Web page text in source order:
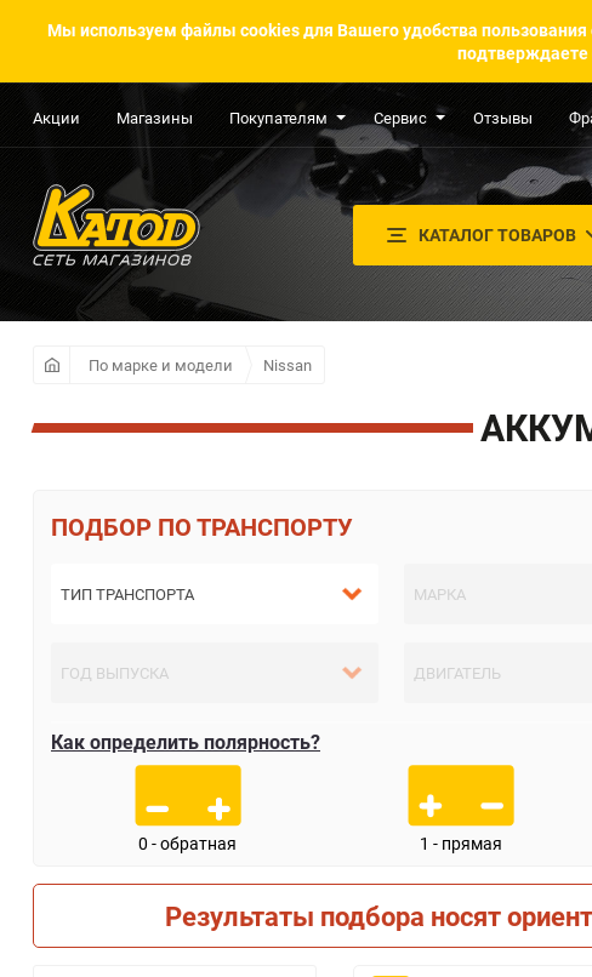
Мы используем файлы cookies для Вашего удобства
Акции Магазины Покупателям Сервис Отзывы
КАТАЛОГ ТОВАРОВ
По марке и модели Nissan
ПО ТРАНСПОРТУ
Как определить полярность?
0 - обратная 1 - прямая
Результаты подбора носят